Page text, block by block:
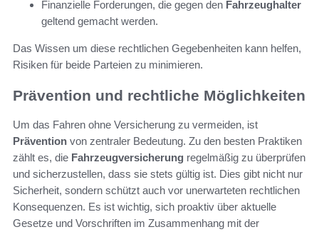
Finanzielle Forderungen, die gegen den Fahrzeughalter
geltend gemacht werden.
Das Wissen um diese rechtlichen Gegebenheiten kann helfen,
Risiken für beide Parteien zu minimieren.
Prävention und rechtliche Möglichkeiten
Um das Fahren ohne Versicherung zu vermeiden, ist
Prävention von zentraler Bedeutung. Zu den besten Praktiken
zählt es, die Fahrzeugversicherung regelmäßig zu überprüfen
und sicherzustellen, dass sie stets gültig ist. Dies gibt nicht nur
Sicherheit, sondern schützt auch vor unerwarteten rechtlichen
Konsequenzen. Es ist wichtig, sich proaktiv über aktuelle
Gesetze und Vorschriften im Zusammenhang mit der